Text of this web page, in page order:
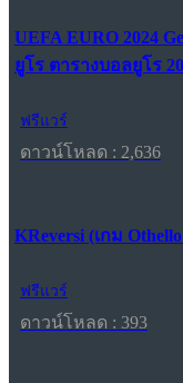
UEFA EURO 2024
ยูโร ตารางบอลยูโร
ฟรีแวร์
ดาวน์โหลด : 2,636
KReversi (เกม
ฟรีแวร์
ดาวน์โหลด : 393